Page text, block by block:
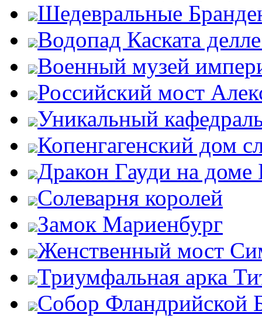
Шедевральные
Водопад Каската
Военный музей
Российский мост
Уникальный
Копенгагенский дом
Дракон Гауди на доме
Солеварня королей
Замок Мариенбург
Женственный мост
Триумфальная арка
Собор Фландрийской